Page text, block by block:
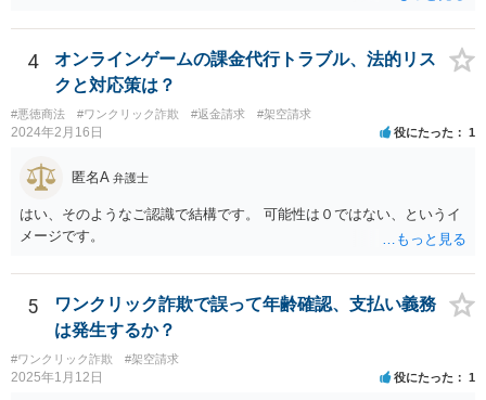
4
オンラインゲームの課金代行トラブル、法的リス
クと対応策は？
#悪徳商法 #ワンクリック詐欺 #返金請求 #架空請求
2024年2月16日 役にたった 1
匿名A 弁護士
はい、そのようなご認識で結構です。 可能性は０ではない、というイ
メージです。
5
ワンクリック詐欺で誤って年齢確認、支払い義務
は発生するか？
#ワンクリック詐欺 #架空請求
2025年1月12日 役にたった 1